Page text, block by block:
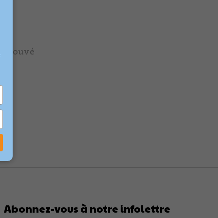
trouvé
Abonnez-vous à notre infolettre